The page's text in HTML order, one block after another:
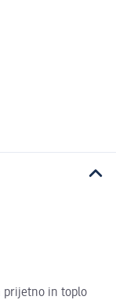
prijetno in toplo